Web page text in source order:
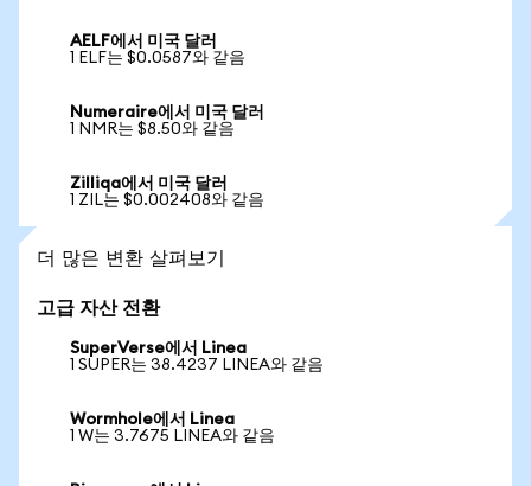
AELF에서 미국 달러
1 ELF는 $0.0587와 같음
Numeraire에서 미국 달러
1 NMR는 $8.50와 같음
Zilliqa에서 미국 달러
1 ZIL는 $0.002408와 같음
더 많은 변환 살펴보기
고급 자산 전환
SuperVerse에서 Linea
1 SUPER는 38.4237 LINEA와 같음
Wormhole에서 Linea
1 W는 3.7675 LINEA와 같음